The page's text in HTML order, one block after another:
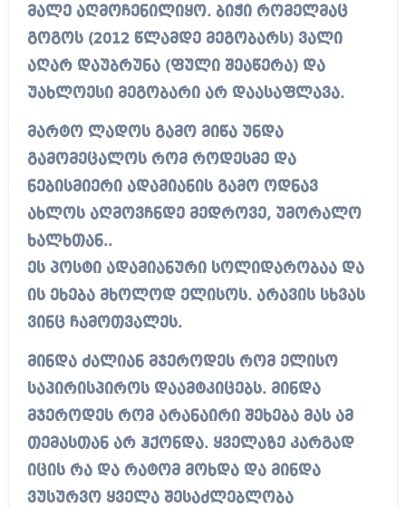
მალე აღმოჩენილიყო. ბიჭი რომელმაც
გოგოს (2012 წლამდე მეგობარს) ვალი
აღარ დაუბრუნა (ფული შეაწერა) და
უახლოესი მეგობარი არ დაასაფლავა.
მარტო ლადოს გამო მიწა უნდა
გამომეცალოს რომ როდესმე და
ნებისმიერი ადამიანის გამო ოდნავ
ახლოს აღმოვჩნდე მედროვე, უმორალო
ხალხთან..
ეს პოსტი ადამიანური სოლიდარობაა და
ის ეხება მხოლოდ ელისოს. არავის სხვას
ვინც ჩამოთვალეს.
მინდა ძალიან მჯეროდეს რომ ელისო
საპირისპიროს დაამტკიცებს. მინდა
მჯეროდეს რომ არანაირი შეხება მას ამ
თემასთან არ ჰქონდა. ყველაზე კარგად
იცის რა და რატომ მოხდა და მინდა
ვუსურვო ყველა შესაძლებლობა